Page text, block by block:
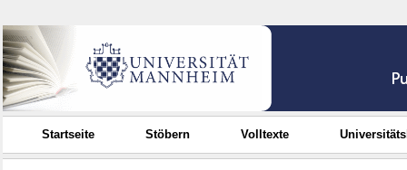
Startseite Stöbern Volltexte